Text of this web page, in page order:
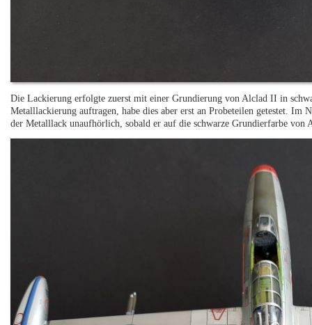
Die Lackierung erfolgte zuerst mit einer Grundierung von Alclad II in
Metalllackierung auftragen, habe dies aber erst an Probeteilen getestet. Im
der Metalllack unaufhörlich, sobald er auf die schwarze Grundierfarbe